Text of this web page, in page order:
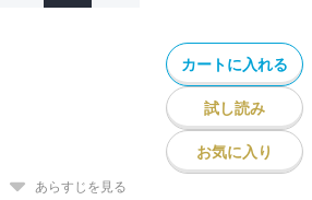
カートに入れる
試し読み
お気に入り
あらすじを見る